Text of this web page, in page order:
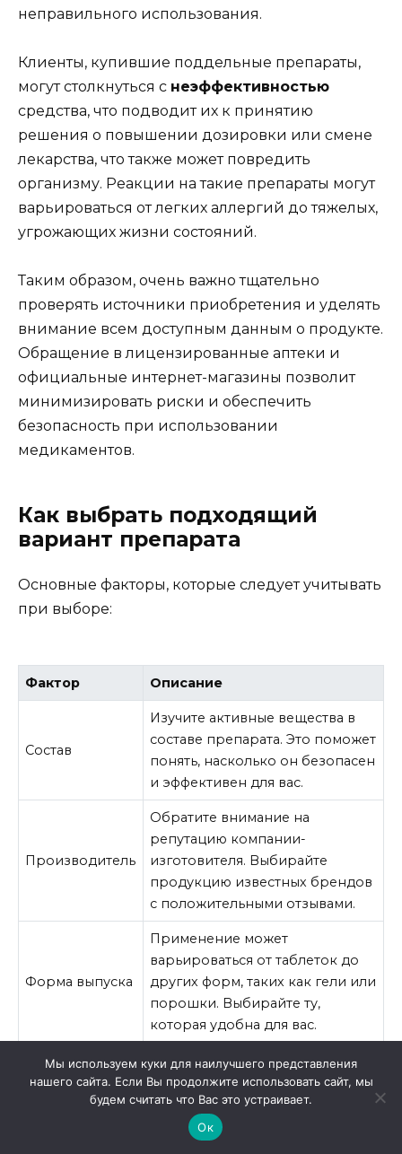
неправильного использования.
Клиенты, купившие поддельные препараты,
могут столкнуться с неэффективностью
средства, что подводит их к принятию
решения о повышении дозировки или смене
лекарства, что также может повредить
организму. Реакции на такие препараты могут
варьироваться от легких аллергий до тяжелых,
угрожающих жизни состояний.
Таким образом, очень важно тщательно
проверять источники приобретения и уделять
внимание всем доступным данным о продукте.
Обращение в лицензированные аптеки и
официальные интернет-магазины позволит
минимизировать риски и обеспечить
безопасность при использовании
медикаментов.
Как выбрать подходящий
вариант препарата
Основные факторы, которые следует учитывать
при выборе:
Фактор Описание
Состав
Изучите активные вещества в
составе препарата. Это поможет
понять, насколько он безопасен
и эффективен для вас.
Производитель
Обратите внимание на
репутацию компании-
изготовителя. Выбирайте
продукцию известных брендов
с положительными отзывами.
Форма выпуска
Применение может
варьироваться от таблеток до
других форм, таких как гели или
порошки. Выбирайте ту,
которая удобна для вас.
Разные препараты могут иметь
различные дозировки, что
важно учитывать для
достижения нужного эффекта.
Консультация с врачом может
Мы используем куки для наилучшего представления
нашего сайта. Если Вы продолжите использовать сайт, мы
будем считать что Вас это устраивает.
Ок